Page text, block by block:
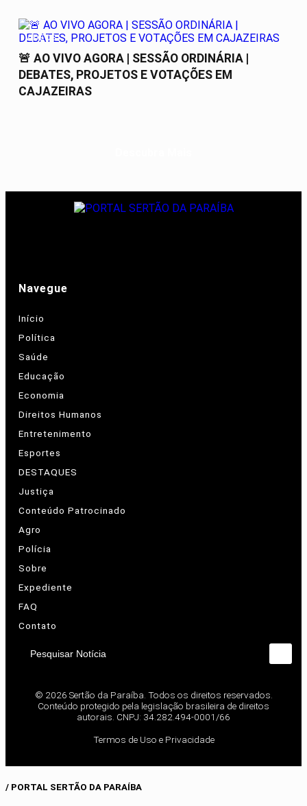
VÍDEOS
🚨 AO VIVO AGORA | SESSÃO ORDINÁRIA |
DEBATES, PROJETOS E VOTAÇÕES EM
CAJAZEIRAS
Navegue
Início
Política
Saúde
Educação
Economia
Direitos Humanos
Entretenimento
Esportes
DESTAQUES
Justiça
Conteúdo Patrocinado
Agro
Polícia
Sobre
Expediente
FAQ
Contato
Pesquisar Notícia
© 2026 Sertão da Paraíba. Todos os direitos reservados.
Conteúdo protegido pela legislação brasileira de direitos
autorais. CNPJ: 34.282.494-0001/66
Termos de Uso e Privacidade
/ PORTAL SERTÃO DA PARAÍBA